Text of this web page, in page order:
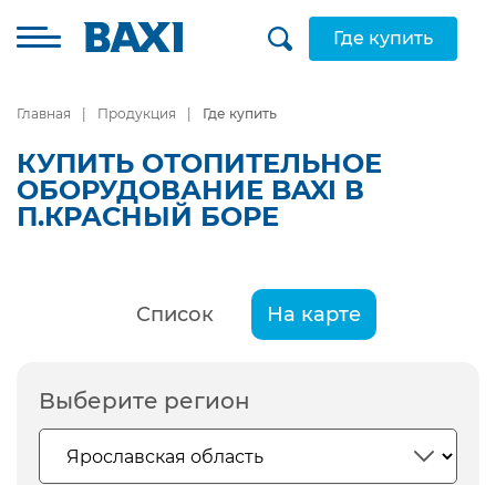
Где купить
Главная Продукция Где купить
КУПИТЬ ОТОПИТЕЛЬНОЕ
ОБОРУДОВАНИЕ BAXI В
П.КРАСНЫЙ БОРЕ
Список На карте
Выберите регион